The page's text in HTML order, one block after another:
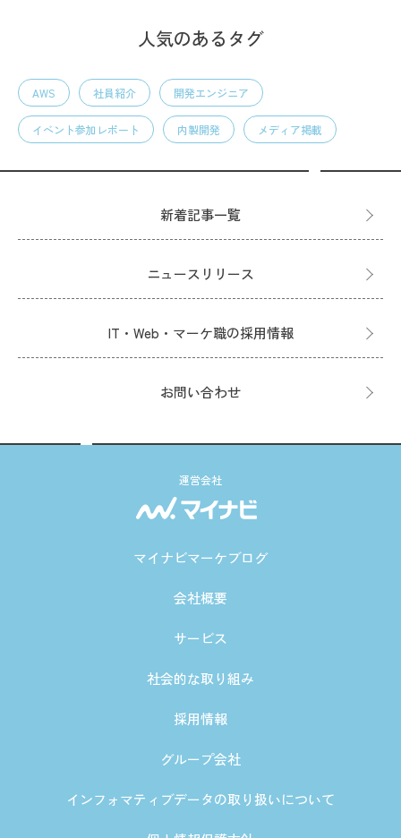
人気のあるタグ
AWS 社員紹介 開発エンジニア
イベント参加レポート 内製開発 メディア掲載
新着記事一覧
ニュースリリース
IT・Web・マーケ職の採用情報
お問い合わせ
運営会社
マイナビマーケブログ
会社概要
サービス
社会的な取り組み
採用情報
グループ会社
インフォマティブデータの取り扱いについて